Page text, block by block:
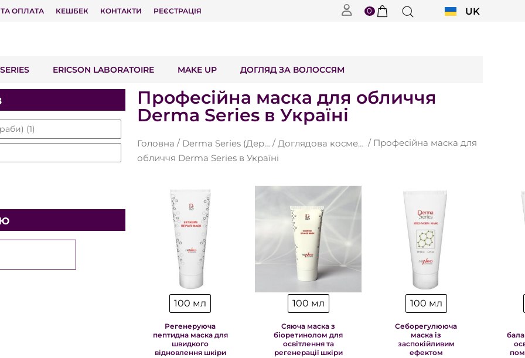
ОПЛАТА КЕШБЕК КОНТАКТИ РЕЄСТРАЦІЯ 0 UK
RU
ERICSON LABORATOIRE MAKE UP ДОГЛЯД ЗА ВОЛОССЯМ
(1)
Професійна маска для обличчя
Derma Series в Україні
Головна / Derma Series (Дерма Сіріес) в Cosmovit.shop / Доглядова косметика для обличчя DERMA SERIES в cosmovit.shop / Професійна маска для
обличчя Derma Series в Україні
100 мл
Регенеруюча
пептидна маска для
швидкого
відновлення шкіри
100 мл
Сяюча маска з
біоретинолом для
освітлення та
регенерації шкіри
100 мл
Себорегулююча
маска із
заспокійливим
ефектом